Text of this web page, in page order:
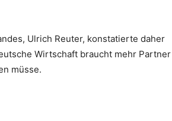
Ulrich Reuter, konstatierte daher
Wirtschaft braucht mehr Partner
müsse.